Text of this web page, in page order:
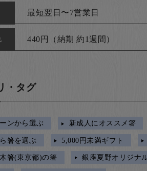
最短翌日〜7営業日
440円（納期 約1週間）
・タグ
ンから選ぶ 新成人にオススメ箸
箸を選ぶ 5,000円未満ギフト
箸(東京都)の箸 銀座夏野オリジナ